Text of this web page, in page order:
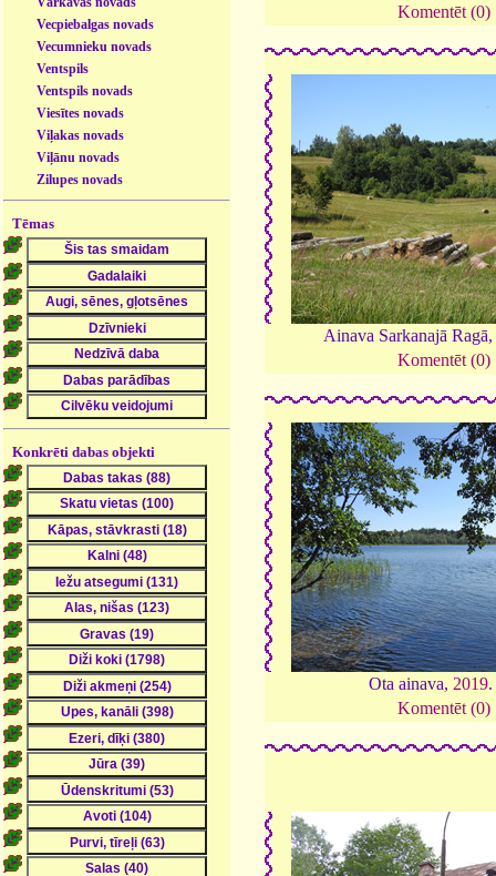
Vecpiebalgas novads
Vecumnieku novads
Ventspils
Ventspils novads
Viesītes novads
Viļakas novads
Viļānu novads
Zilupes novads
Tēmas
Konkrēti dabas objekti
Komentēt (0)
Ainava Sarkanajā
Komentēt (0)
Ota ainava, 2019.
Komentēt (0)